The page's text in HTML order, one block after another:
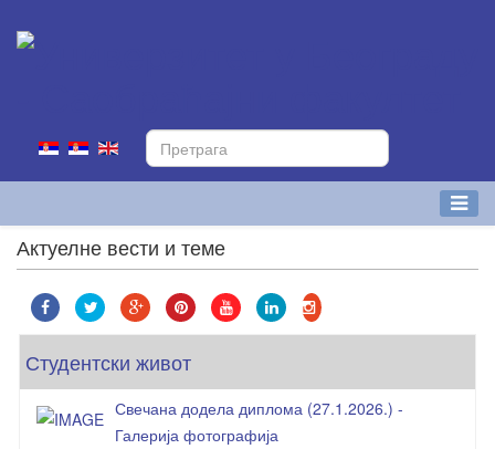
Актуелне вести и теме
Студентски живот
Свечана додела диплома (27.1.2026.) -
Галерија фотографија